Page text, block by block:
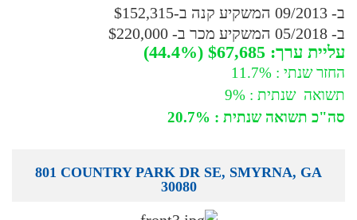
ב- 09/2013 המשקיע קנה ב-$152,315
ב- 05/2018 המשקיע מכר ב- $220,000
עליית ערך: $67,685 (44.4%)
החזר שנתי : 11.7%
תשואה שנתית : 9%
סה"כ תשואה שנתית : 20.7%
801 COUNTRY PARK DR SE, SMYRNA, GA
30080